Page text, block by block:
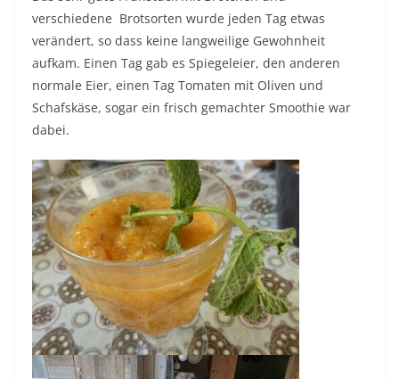
verschiedene Brotsorten wurde jeden Tag etwas
verändert, so dass keine langweilige Gewohnheit
aufkam. Einen Tag gab es Spiegeleier, den anderen
normale Eier, einen Tag Tomaten mit Oliven und
Schafskäse, sogar ein frisch gemachter Smoothie war
dabei.